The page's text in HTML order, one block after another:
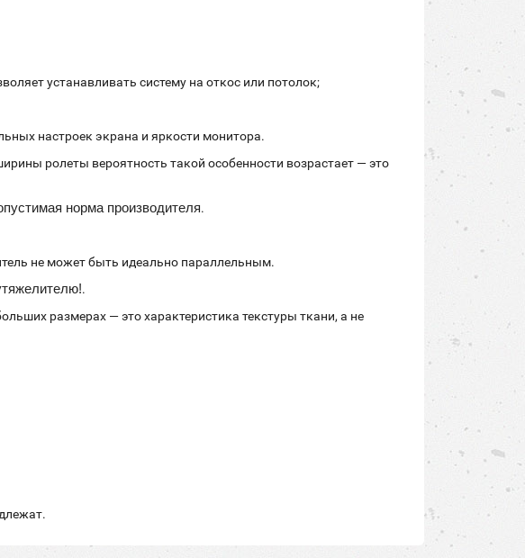
устанавливать систему на откос или потолок;
настроек экрана и яркости монитора.
ролеты вероятность такой особенности возрастает — это
норма производителя.
не может быть идеально параллельным.
.
размерах — это характеристика текстуры ткани, а не